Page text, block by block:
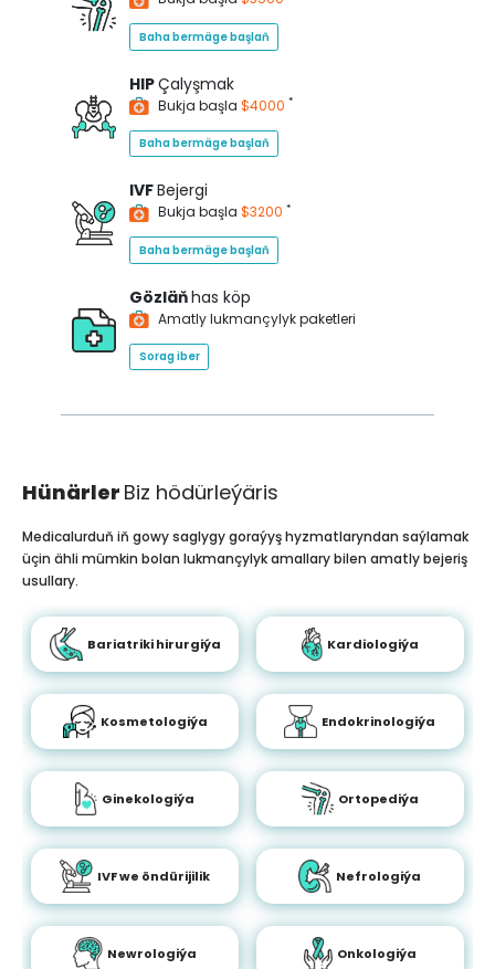
Baha bermäge başlaň
HIPÇalyşmak
Bukja başla $4000 *
Baha bermäge başlaň
IVFBejergi
Bukja başla $3200 *
Baha bermäge başlaň
Gözläňhas köp
Amatly lukmançylyk paketleri
Sorag iber
Hünärler Biz hödürleýäris
Medicalurduň iň gowy saglygy goraýyş hyzmatlaryndan saýlamak
üçin ähli mümkin bolan lukmançylyk amallary bilen amatly bejeriş
usullary.
Bariatriki hirurgiýa Kardiologiýa
Kosmetologiýa Endokrinologiýa
Ginekologiýa Ortopediýa
IVF we öndürijilik Nefrologiýa
Newrologiýa Onkologiýa